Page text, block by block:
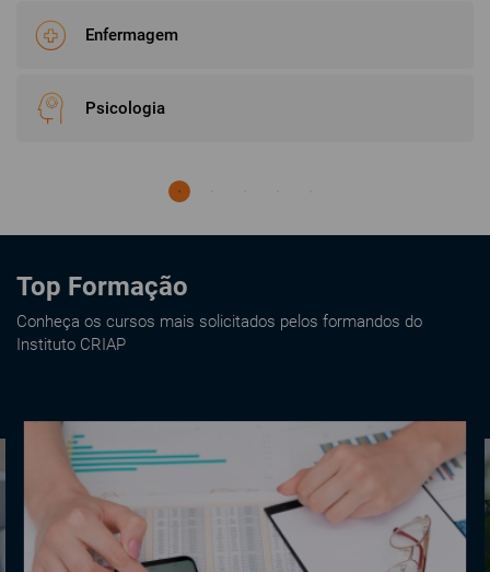
Enfermagem
Psicologia
Top Formação
Conheça os cursos mais solicitados pelos formandos do
Instituto CRIAP